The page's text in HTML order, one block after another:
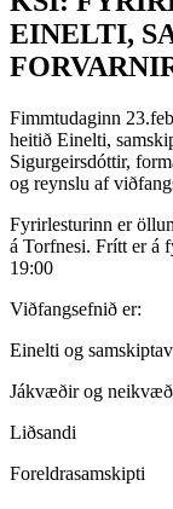
EINELTI,
Fimmtudaginn
heitið Einelti,
Sigurgeirsdóttir,
og reynslu af
Fyrirlesturinn er
á Torfnesi. Frítt er á
19:00
Viðfangsefnið er:
Einelti og
Jákvæðir og
Liðsandi
Foreldrasamskipti